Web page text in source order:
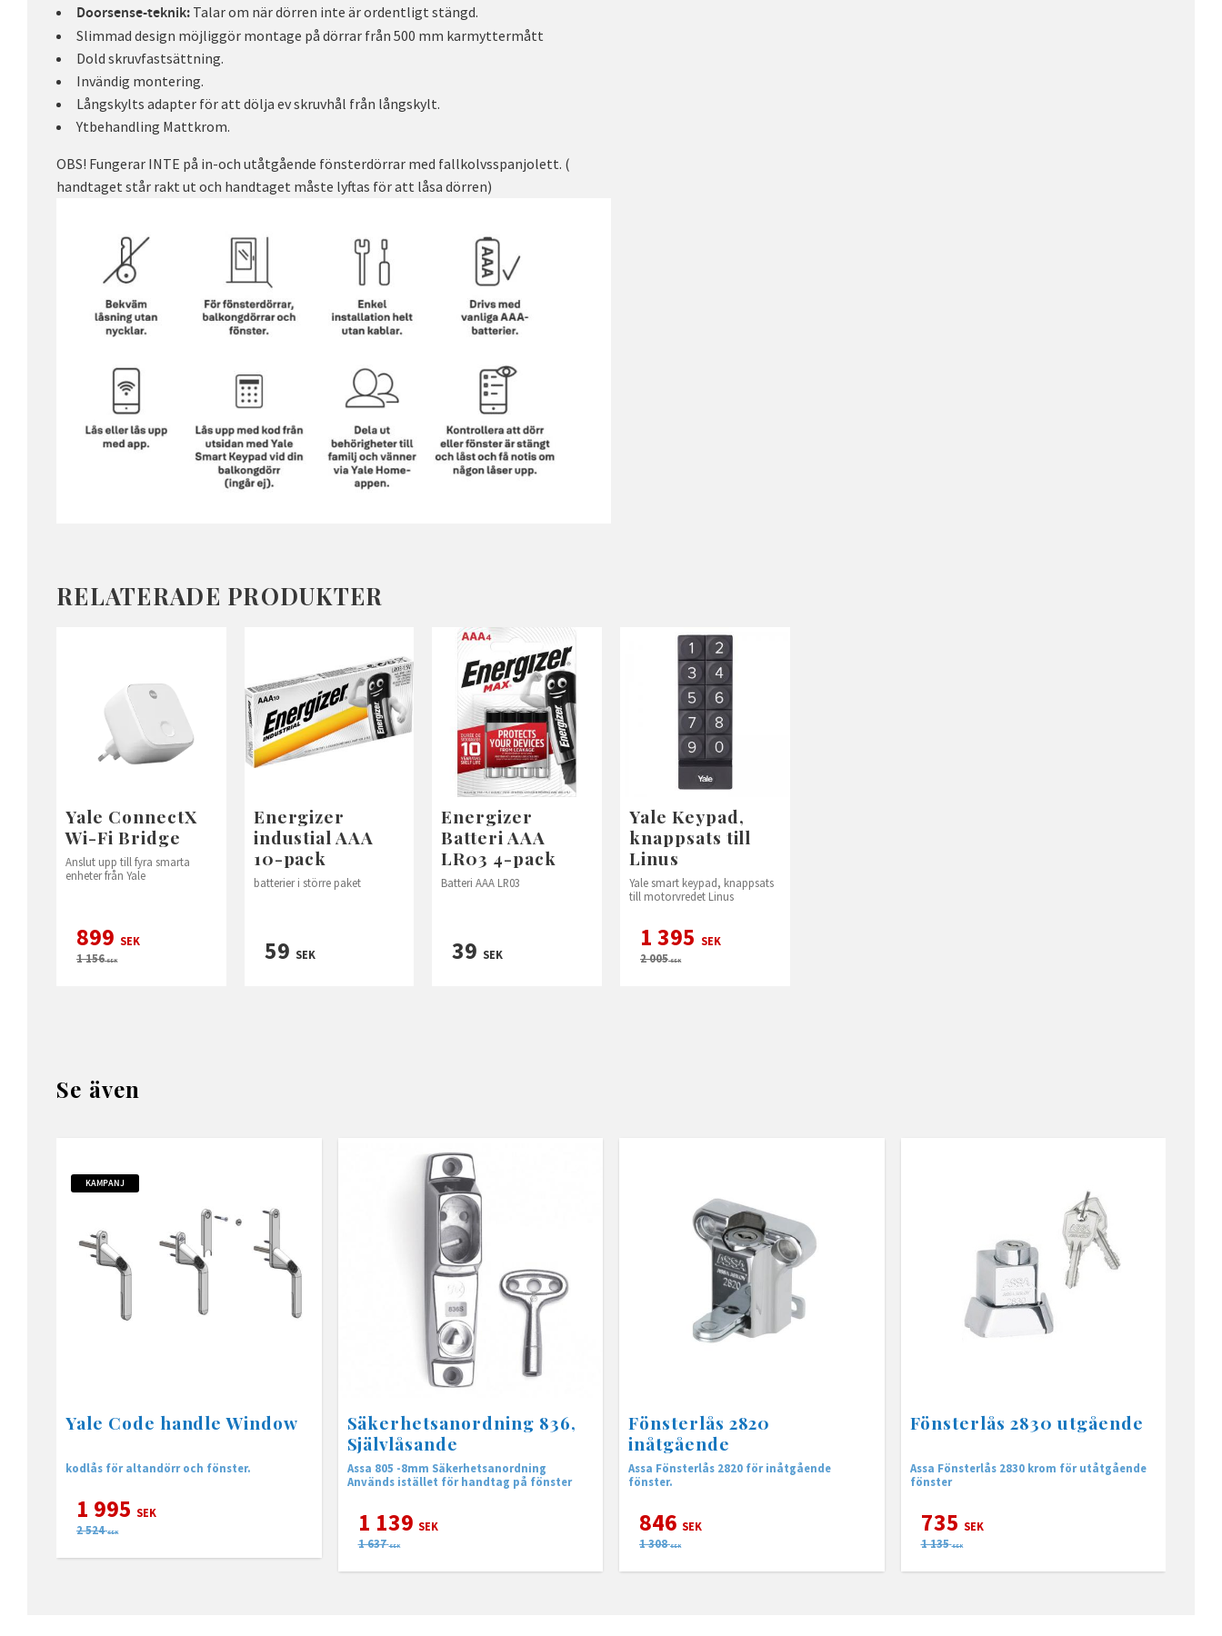
Doorsense-teknik: Talar om när dörren inte är ordentligt stängd.
Slimmad design möjliggör montage på dörrar från 500 mm karmyttermått
Dold skruvfastsättning.
Invändig montering.
Långskylts adapter för att dölja ev skruvhål från långskylt.
Ytbehandling Mattkrom.
OBS! Fungerar INTE på in-och utåtgående fönsterdörrar med fallkolvsspanjolett. (
handtaget står rakt ut och handtaget måste lyftas för att låsa dörren)
RELATERADE PRODUKTER
Yale ConnectX
Wi-Fi Bridge
Anslut upp till fyra smarta
enheter från Yale
899 SEK
1 156SEK
Energizer
industial AAA
10-pack
batterier i större paket
59 SEK
Energizer
Batteri AAA
LR03 4-pack
Batteri AAA LR03
39 SEK
Yale Keypad,
knappsats till
Linus
Yale smart keypad, knappsats
till motorvredet Linus
1 395 SEK
2 005SEK
Se även
Yale Code handle Window
kodlås för altandörr och fönster.
1 995 SEK
2 524 SEK
KAMPANJ
Säkerhetsanordning 836,
Självlåsande
Assa 805 -8mm Säkerhetsanordning
Används istället för handtag på fönster
1 139 SEK
1 637 SEK
Fönsterlås 2820
inåtgående
Assa Fönsterlås 2820 för inåtgående
fönster.
846 SEK
1 308 SEK
Fönsterlås 2830 utgående
Assa Fönsterlås 2830 krom för utåtgående
fönster
735 SEK
1 135 SEK